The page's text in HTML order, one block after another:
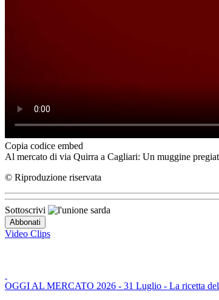
Copia codice embed
Al mercato di via Quirra a Cagliari: Un muggine
© Riproduzione riservata
Sottoscrivi
Video Clips
OGGI AL MERCATO 2026 - 31 Luglio - La ricetta del